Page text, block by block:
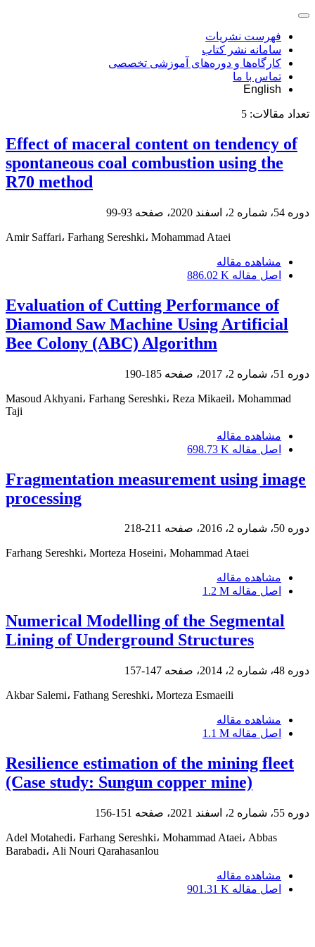
فهرست نشریات
سامانه نشر کتاب
کارگاه‌ها و دوره‌های آموزشی تخصصی
تماس با ما
English
تعداد مقالات: 5
Effect of maceral content on tendency of
spontaneous coal combustion using the
R70 method
دوره 54، شماره 2، اسفند 2020، صفحه 93-99
Amir Saffari، Farhang Sereshki، Mohammad Ataei
مشاهده مقاله
اصل مقاله 886.02 K
Evaluation of Cutting Performance of
Diamond Saw Machine Using Artificial
Bee Colony (ABC) Algorithm
دوره 51، شماره 2، 2017، صفحه 185-190
Masoud Akhyani، Farhang Sereshki، Reza Mikaeil، Mohammad
Taji
مشاهده مقاله
اصل مقاله 698.73 K
Fragmentation measurement using image
processing
دوره 50، شماره 2، 2016، صفحه 211-218
Farhang Sereshki، Morteza Hoseini، Mohammad Ataei
مشاهده مقاله
اصل مقاله 1.2 M
Numerical Modelling of the Segmental
Lining of Underground Structures
دوره 48، شماره 2، 2014، صفحه 147-157
Akbar Salemi، Fathang Sereshki، Morteza Esmaeili
مشاهده مقاله
اصل مقاله 1.1 M
Resilience estimation of the mining fleet
(Case study: Sungun copper mine)
دوره 55، شماره 2، اسفند 2021، صفحه 151-156
Adel Motahedi، Farhang Sereshki، Mohammad Ataei، Abbas
Barabadi، Ali Nouri Qarahasanlou
مشاهده مقاله
اصل مقاله 901.31 K